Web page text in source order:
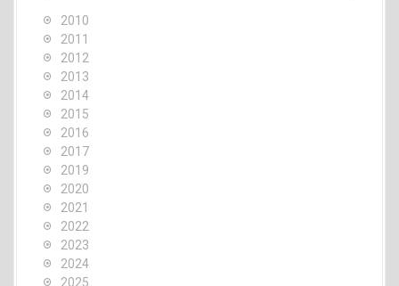
2010
2011
2012
2013
2014
2015
2016
2017
2019
2020
2021
2022
2023
2024
2025